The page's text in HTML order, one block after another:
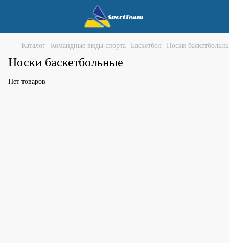
Каталог Командные виды спорта Баскетбол Носки
Носки баскетбольные
Нет товаров